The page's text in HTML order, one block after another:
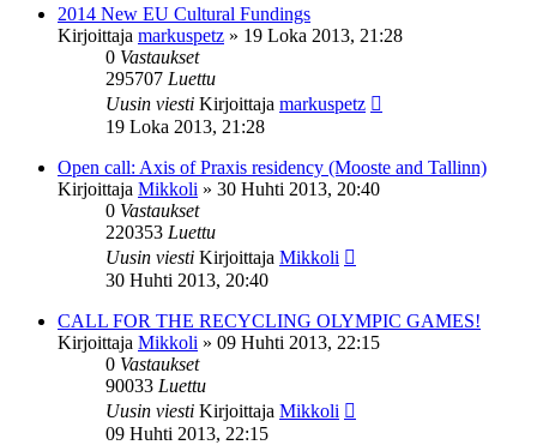
2014 New EU Cultural Fundings
Kirjoittaja markuspetz » 19 Loka 2013, 21:28
0 Vastaukset
295707 Luettu
Uusin viesti Kirjoittaja markuspetz
19 Loka 2013, 21:28
Open call: Axis of Praxis residency (Mooste and Tallinn)
Kirjoittaja Mikkoli » 30 Huhti 2013, 20:40
0 Vastaukset
220353 Luettu
Uusin viesti Kirjoittaja Mikkoli
30 Huhti 2013, 20:40
CALL FOR THE RECYCLING OLYMPIC GAMES!
Kirjoittaja Mikkoli » 09 Huhti 2013, 22:15
0 Vastaukset
90033 Luettu
Uusin viesti Kirjoittaja Mikkoli
09 Huhti 2013, 22:15